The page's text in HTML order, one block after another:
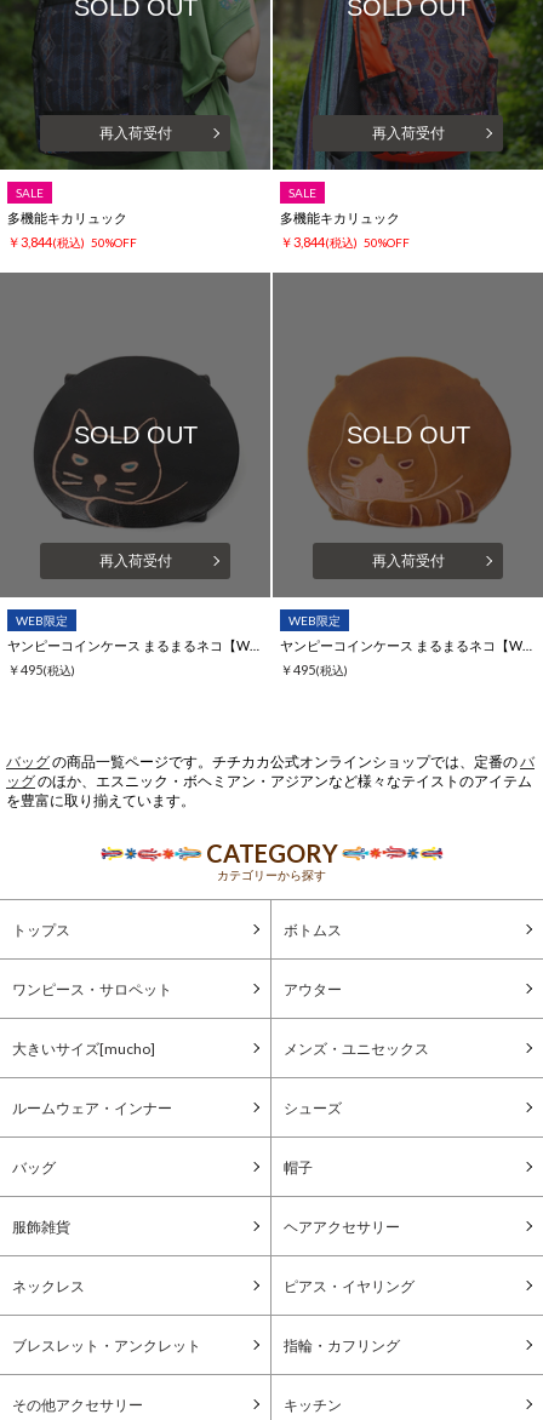
SOLD OUT
再入荷受付
SALE
多機能キカリュック
￥3,844(税込) 50%OFF
SOLD OUT
再入荷受付
SALE
多機能キカリュック
￥3,844(税込) 50%OFF
SOLD OUT
再入荷受付
WEB限定
￥495(税込)
SOLD OUT
再入荷受付
WEB限定
￥495(税込)
バッグの商品一覧ページです。チチカカ公式オンラインショップでは、定番のバ
ッグのほか、エスニック・ボヘミアン・アジアンなど様々なテイストのアイテム
を豊富に取り揃えています。
CATEGORY
カテゴリーから探す
トップス ボトムス
ワンピース・サロペット アウター
大きいサイズ[mucho] メンズ・ユニセックス
ルームウェア・インナー シューズ
バッグ 帽子
服飾雑貨 ヘアアクセサリー
ネックレス ピアス・イヤリング
ブレスレット・アンクレット 指輪・カフリング
その他アクセサリー キッチン